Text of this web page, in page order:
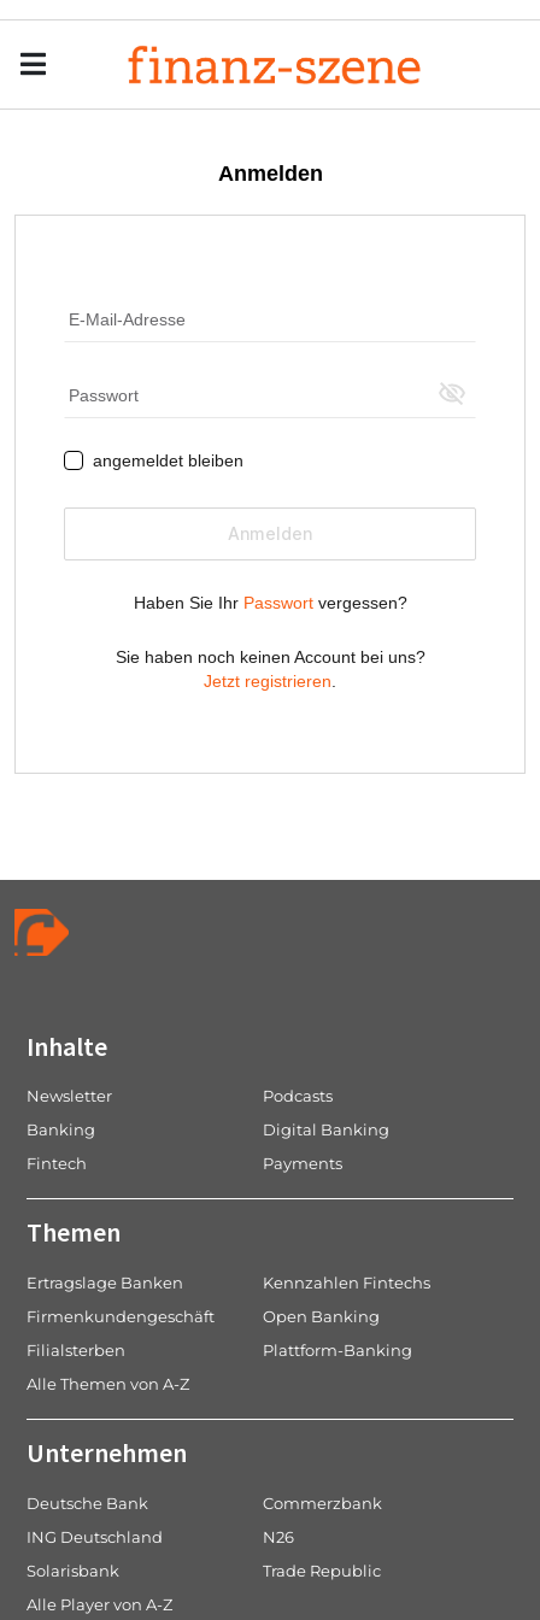
Inhalte
Newsletter
Podcasts
Banking
Digital Banking
Fintech
Payments
Themen
Ertragslage Banken
Kennzahlen Fintechs
Firmenkundengeschäft
Open Banking
Filialsterben
Plattform-Banking
Alle Themen von A-Z
Unternehmen
Deutsche Bank
Commerzbank
ING Deutschland
N26
Solarisbank
Trade Republic
Alle Player von A-Z